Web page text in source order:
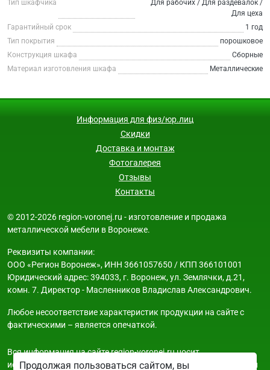
Тип шкафчика
Для рабочих / Для раздевалок /
Для цеха
Гарантийный срок
1 год
Тип покрытия
порошковое
Конструкция шкафа
Сборные
Материал изготовления шкафа
Металлические
Информация для физ/юр.лиц
Скидки
Доставка и монтаж
Фотогалерея
Отзывы
Контакты
© 2012-2026 region-voronej.ru - изготовление и продажа
металлической мебели в Воронеже.
Реквизиты компании:
ООО «Регион Воронеж», ИНН 3661057650 / КПП 366101001
Юридический адрес: 394033, г. Воронеж, ул. Землячки, д.21,
комн. 7. Директор - Масленников Владислав Александрович.
Любое несоответствие характеристик продукции на сайте с
фактическими – является опечаткой.
Вся информация на сайте region-voronej.ru носит
исключительно ознакомительный и справочный характер и ни
Продолжая пользоваться сайтом, вы